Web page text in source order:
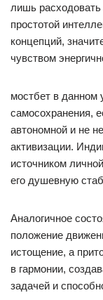
лишь
простотой
концепций,
чувством
мостбет в данном
самосохранения,
автономной и не
активизации.
источником
его душевную
Аналогичное
положение
истощение, а
в гармонии,
задачей и